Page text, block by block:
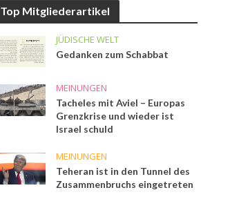
Top Mitgliederartikel
JÜDISCHE WELT
Gedanken zum Schabbat
MEINUNGEN
Tacheles mit Aviel – Europas
Grenzkrise und wieder ist
Israel schuld
MEINUNGEN
Teheran ist in den Tunnel des
Zusammenbruchs eingetreten